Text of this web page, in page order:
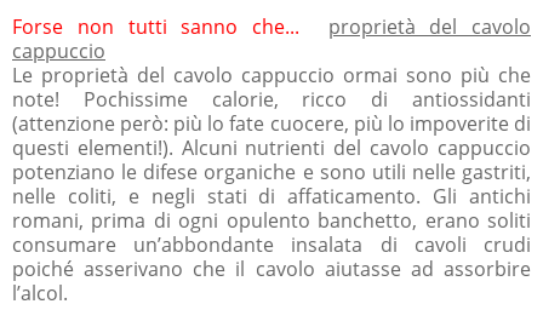
Forse non tutti sanno che...
proprietà del cavolo
cappuccio
Le proprietà del cavolo cappuccio ormai sono più che
note! Pochissime calorie, ricco di antiossidanti
(attenzione però: più lo fate cuocere, più lo impoverite di
questi elementi!). Alcuni nutrienti del cavolo cappuccio
potenziano le difese organiche e sono utili nelle gastriti,
nelle coliti, e negli stati di affaticamento. Gli antichi
romani, prima di ogni opulento banchetto, erano soliti
consumare un’abbondante insalata di cavoli crudi
poiché asserivano che il cavolo aiutasse ad assorbire
l’alcol.